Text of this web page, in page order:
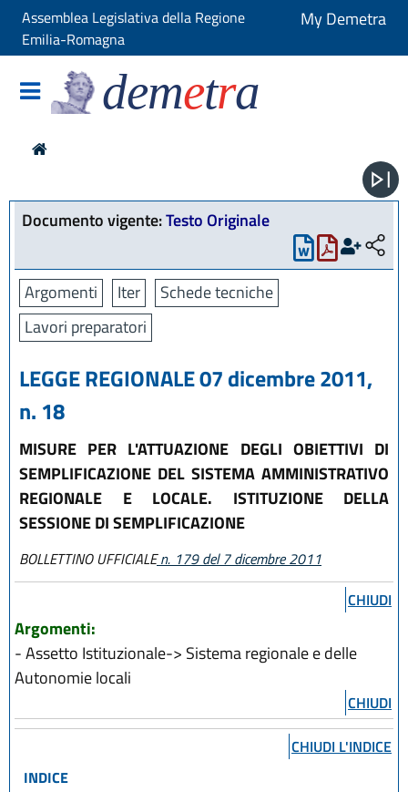
Assemblea Legislativa della Regione
Emilia-Romagna
My Demetra
demetra
Documento vigente:Testo Originale
Argomenti Iter
Schede tecniche
Lavori preparatori
LEGGE REGIONALE 07 dicembre 2011,
n. 18
MISURE PER L'ATTUAZIONE DEGLI OBIETTIVI DI
SEMPLIFICAZIONE DEL SISTEMA AMMINISTRATIVO
REGIONALE E LOCALE. ISTITUZIONE DELLA
SESSIONE DI SEMPLIFICAZIONE
BOLLETTINO UFFICIALEn. 179 del 7 dicembre 2011
CHIUDI
Argomenti:
- Assetto Istituzionale-> Sistema regionale e delle
Autonomie locali
CHIUDI
CHIUDI L'INDICE
INDICE